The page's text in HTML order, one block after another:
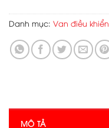
Danh mục: Van điều khiển
MÔ TẢ